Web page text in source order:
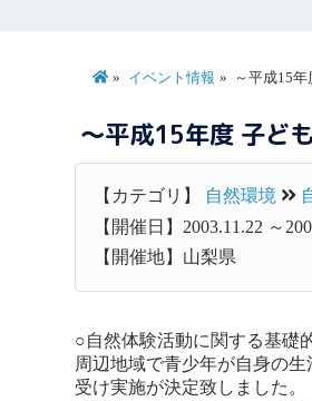
イベント情報 ～平成15
～平成15年度 子ど
【カテゴリ】 自然環境
【開催日】2003.11.22 ～
【開催地】山梨県
○自然体験活動に関する基礎
周辺地域で青少年が自身の
受け実施が決定致しました。